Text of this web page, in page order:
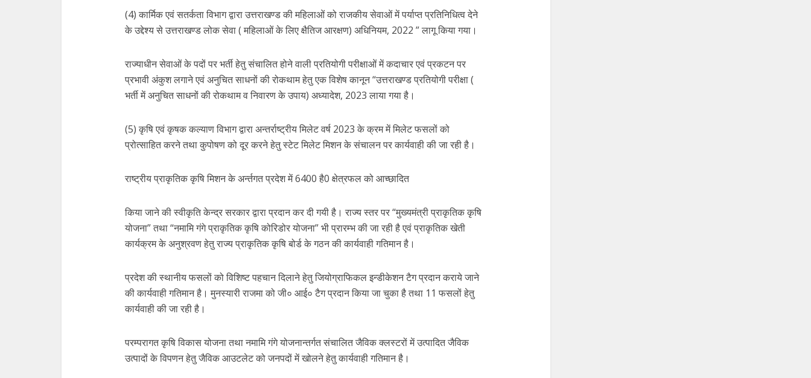
(4) कार्मिक एवं सतर्कता विभाग द्वारा उत्तराखण्ड की महिलाओं को राजकीय सेवाओं में पर्याप्त प्रतिनिधित्व देने
के उद्देश्य से उत्तराखण्ड लोक सेवा ( महिलाओं के लिए क्षैतिज आरक्षण) अधिनियम, 2022 ” लागू किया गया।
राज्याधीन सेवाओं के पदों पर भर्ती हेतु संचालित होने वाली प्रतियोगी परीक्षाओं में कदाचार एवं प्रकटन पर
प्रभावी अंकुश लगाने एवं अनुचित साधनों की रोकथाम हेतु एक विशेष कानून “उत्तराखण्ड प्रतियोगी परीक्षा (
भर्ती में अनुचित साधनों की रोकथाम व निवारण के उपाय) अध्यादेश, 2023 लाया गया है।
(5) कृषि एवं कृषक कल्याण विभाग द्वारा अन्तर्राष्ट्रीय मिलेट वर्ष 2023 के क्रम में मिलेट फसलों को
प्रोत्साहित करने तथा कुपोषण को दूर करने हेतु स्टेट मिलेट मिशन के संचालन पर कार्यवाही की जा रही है।
राष्ट्रीय प्राकृतिक कृषि मिशन के अर्न्तगत प्रदेश में 6400 है0 क्षेत्रफल को आच्छादित
किया जाने की स्वीकृति केन्द्र सरकार द्वारा प्रदान कर दी गयी है। राज्य स्तर पर “मुख्यमंत्री प्राकृतिक कृषि
योजना” तथा “नमामि गंगे प्राकृतिक कृषि कोरिडोर योजना” भी प्रारम्भ की जा रही है एवं प्राकृतिक खेती
कार्यक्रम के अनुश्रवण हेतु राज्य प्राकृतिक कृषि बोर्ड के गठन की कार्यवाही गतिमान है।
प्रदेश की स्थानीय फसलों को विशिष्ट पहचान दिलाने हेतु जियोग्राफिकल इन्डीकेशन टैग प्रदान कराये जाने
की कार्यवाही गतिमान है। मुनस्यारी राजमा को जी० आई० टैग प्रदान किया जा चुका है तथा 11 फसलों हेतु
कार्यवाही की जा रही है।
परम्परागत कृषि विकास योजना तथा नमामि गंगे योजनान्तर्गत संचालित जैविक क्लस्टरों में उत्पादित जैविक
उत्पादों के विपणन हेतु जैविक आउटलेट को जनपदों में खोलने हेतु कार्यवाही गतिमान है।